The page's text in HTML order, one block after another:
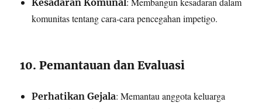
Kesadaran Komunal
komunitas tentang cara-cara pencegahan impetigo.
10. Pemantauan dan Evaluasi
Perhatikan Gejala: Memantau anggota keluarga